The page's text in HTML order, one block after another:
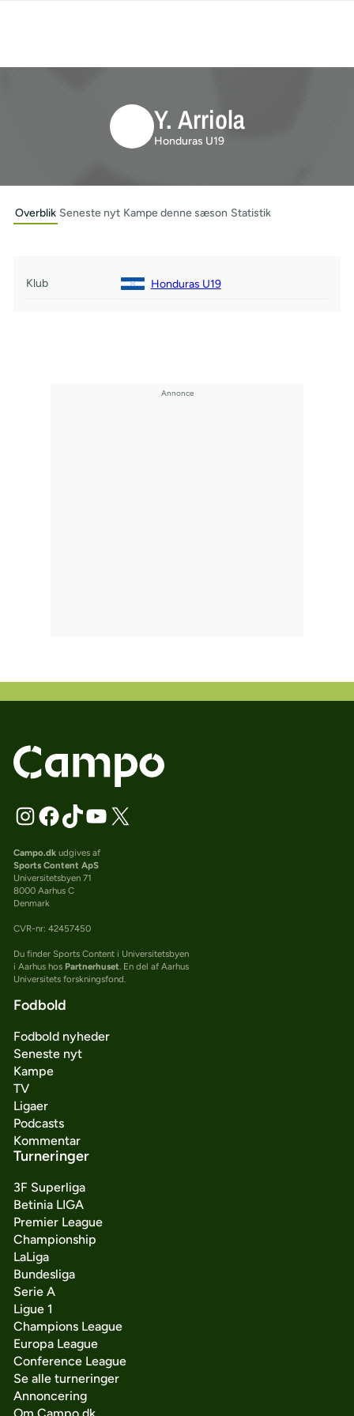
Y. Arriola
Honduras U19
Overblik Seneste nyt Kampe denne sæson Statistik
Klub Honduras U19
Campo.dkudgives af
Sports Content ApS
Universitetsbyen 71
8000 Aarhus C
Denmark
CVR-nr: 42457450
Du finder Sports Content i Universitetsbyen
i Aarhus hos Partnerhuset. En del af Aarhus
Universitets forskningsfond.
Fodbold
Fodbold nyheder
Seneste nyt
Kampe
TV
Ligaer
Podcasts
Kommentar
Turneringer
3F Superliga
Betinia LIGA
Premier League
Championship
LaLiga
Bundesliga
Serie A
Ligue 1
Champions League
Europa League
Conference League
Se alle turneringer
Annoncering